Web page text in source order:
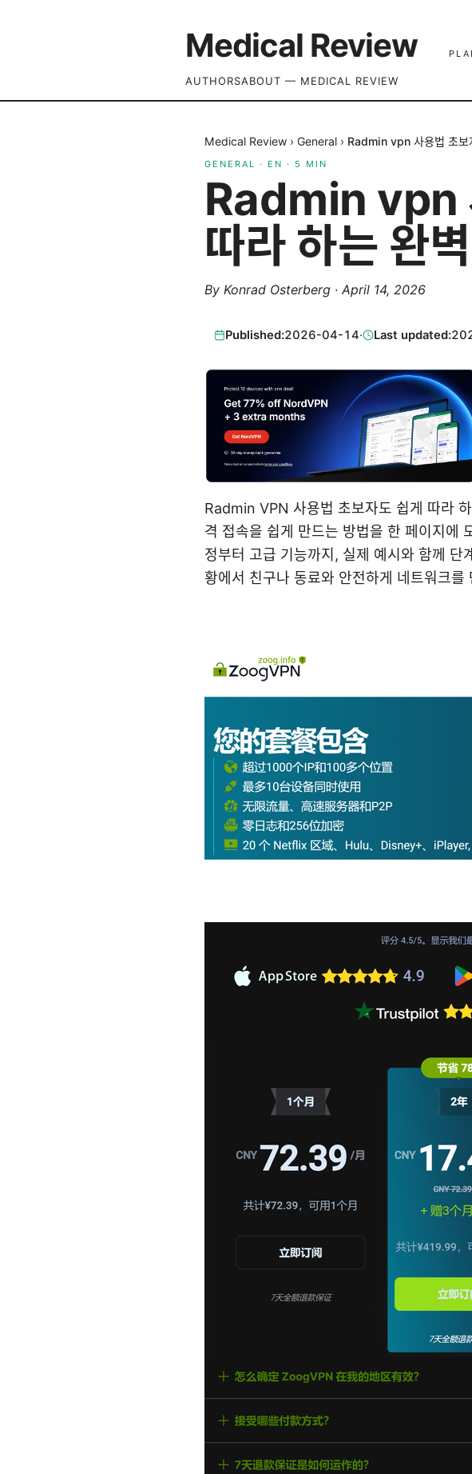
Medical Review
AUTHORSABOUT — MEDICAL REVIEW
Medical Review › General › Radmin vpn 사용법 초보
GENERAL · EN · 5 MIN
Radmin vpn
따라 하는 완
By Konrad Osterberg · April 14, 2026
Published:2026-04-14· Last updated:
Radmin VPN 사용법 초보자도 쉽게 따라
격 접속을 쉽게 만드는 방법을 한 페이지에
정부터 고급 기능까지, 실제 예시와 함께
황에서 친구나 동료와 안전하게 네트워크